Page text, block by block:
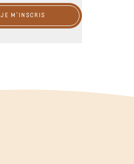
JE M'INSCRIS